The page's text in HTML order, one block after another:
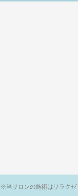
当サロンの施術はリラクゼ